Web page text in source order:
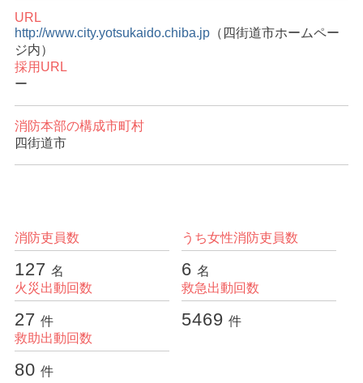
URL
http://www.city.yotsukaido.chiba.jp（四街道市ホームペー
ジ内）
採用URL
ー
消防本部の構成市町村
四街道市
消防本部統計データ
消防吏員数
127 名
うち女性消防吏員数
6 名
火災出動回数
27 件
救急出動回数
5469 件
救助出動回数
80 件